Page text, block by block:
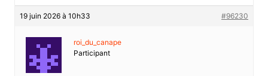
19 juin 2026 à 10h33 #96230
roi_du_canape
Participant